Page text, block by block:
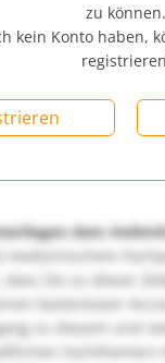
zu können.
kein Konto haben,
dem
dass Sie zu dieser
kostenlosen
zu diesem und
Fachthemen!